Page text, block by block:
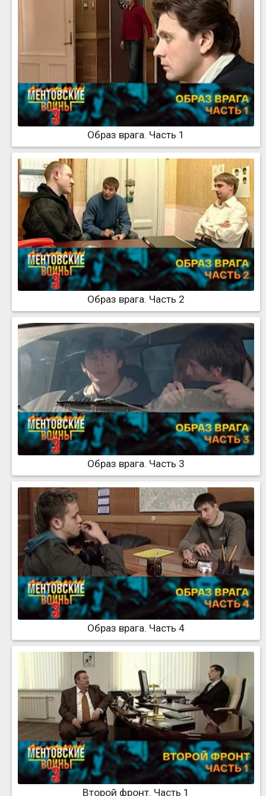
Образ врага. Часть 1
Образ врага. Часть 2
Образ врага. Часть 3
Образ врага. Часть 4
Второй фронт. Часть 1